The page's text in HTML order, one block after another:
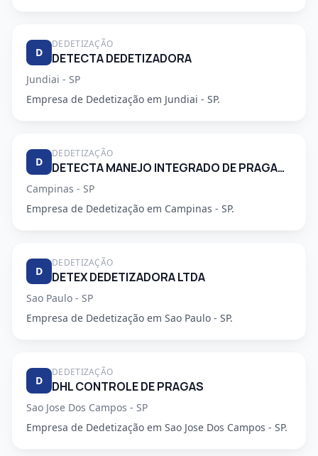
D
DEDETIZAÇÃO
DETECTA DEDETIZADORA
Jundiai - SP
Empresa de Dedetização em Jundiai - SP.
D
DEDETIZAÇÃO
DETECTA MANEJO INTEGRADO DE PRAGAS URBANAS
Campinas - SP
Empresa de Dedetização em Campinas - SP.
D
DEDETIZAÇÃO
DETEX DEDETIZADORA LTDA
Sao Paulo - SP
Empresa de Dedetização em Sao Paulo - SP.
D
DEDETIZAÇÃO
DHL CONTROLE DE PRAGAS
Sao Jose Dos Campos - SP
Empresa de Dedetização em Sao Jose Dos Campos - SP.